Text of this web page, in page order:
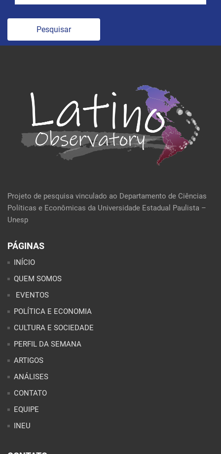
Pesquisar
Projeto de pesquisa vinculado ao Departamento de Ciências
Políticas e Econômicas da Universidade Estadual Paulista –
Unesp
PÁGINAS
INÍCIO
QUEM SOMOS
EVENTOS
POLÍTICA E ECONOMIA
CULTURA E SOCIEDADE
PERFIL DA SEMANA
ARTIGOS
ANÁLISES
CONTATO
EQUIPE
INEU